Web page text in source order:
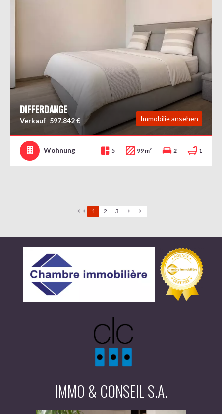
DIFFERDANGE
Verkauf 597.842 € Immobilie ansehen
Wohnung 5 99 m² 2 1
1 2 3
IMMO & CONSEIL S.A.